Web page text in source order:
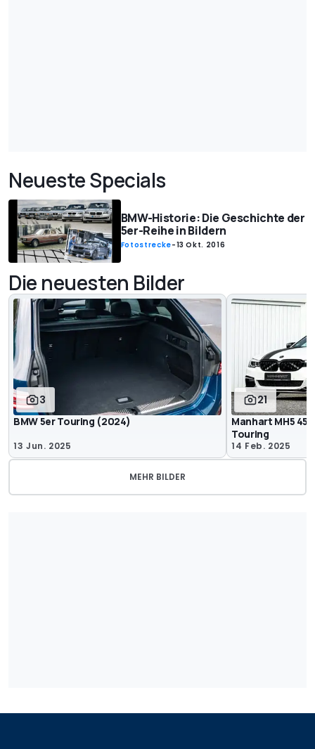
Neueste Specials
BMW-Historie: Die Geschichte der
5er-Reihe in Bildern
Fotostrecke-13 Okt. 2016
Die neuesten Bilder
3
BMW 5er Touring (2024)
13 Jun. 2025
21
Manhart MH5
Touring
14 Feb. 2025
MEHR BILDER